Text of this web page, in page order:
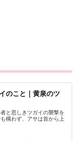
のこと｜黄泉のツ
と思しきツガイの襲撃を
構わず、アサは首から上